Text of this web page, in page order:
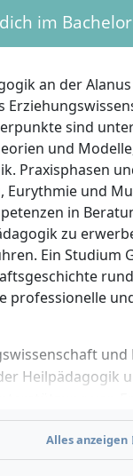
anerkannten
und Motivation
mit Menschen
soziale
sowie die
Aspekten der
den
im
an der
sind
und
Praxisphasen
Eurythmie und
in
zu
Ein Studium
professionelle
und
Heilpädagogik
Grundlagen
Interventionen in
Alles anzeigen